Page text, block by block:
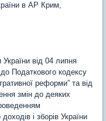
в АР Крим,
України від 04 липня
Податкового кодексу
реформи” та від
змін до деяких
і зборів України